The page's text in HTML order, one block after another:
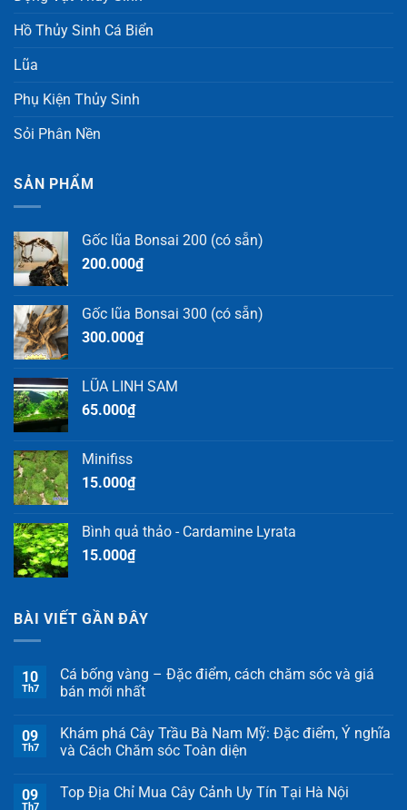
Hồ Thủy Sinh Cá Biển
Lũa
Phụ Kiện Thủy Sinh
Sỏi Phân Nền
SẢN PHẨM
Gốc lũa Bonsai 200 (có sẵn)
200.000₫
Gốc lũa Bonsai 300 (có sẵn)
300.000₫
LŨA LINH SAM
65.000₫
Minifiss
15.000₫
Bình quả thảo - Cardamine Lyrata
15.000₫
BÀI VIẾT GẦN ĐÂY
10
Th7
Cá bống vàng – Đặc điểm, cách chăm sóc và giá
bán mới nhất
09
Th7
Khám phá Cây Trầu Bà Nam Mỹ: Đặc điểm, Ý nghĩa
và Cách Chăm sóc Toàn diện
09
Th7
Top Địa Chỉ Mua Cây Cảnh Uy Tín Tại Hà Nội